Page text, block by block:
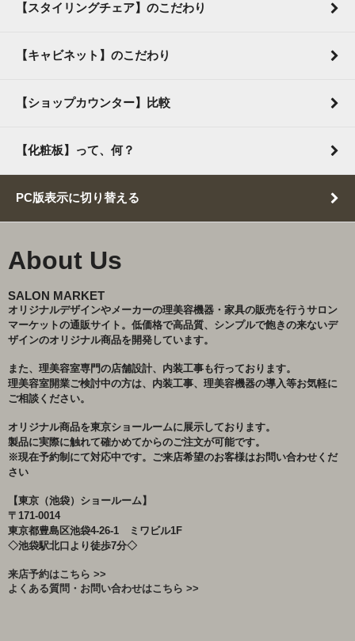
【スタイリングチェア】のこだわり
【キャビネット】のこだわり
【ショップカウンター】比較
【化粧板】って、何？
PC版表示に切り替える
About Us
SALON MARKET
オリジナルデザインやメーカーの理美容機器・家具の販売を行うサロン
マーケットの通販サイト。低価格で高品質、シンプルで飽きの来ないデ
ザインのオリジナル商品を開発しています。
また、理美容室専門の店舗設計、内装工事も行っております。
理美容室開業ご検討中の方は、内装工事、理美容機器の導入等お気軽に
ご相談ください。
オリジナル商品を東京ショールームに展示しております。
製品に実際に触れて確かめてからのご注文が可能です。
※現在予約制にて対応中です。ご来店希望のお客様はお問い合わせくだ
さい
【東京（池袋）ショールーム】
〒171-0014
東京都豊島区池袋4-26-1 ミワビル1F
◇池袋駅北口より徒歩7分◇
来店予約はこちら >>
よくある質問・お問い合わせはこちら >>